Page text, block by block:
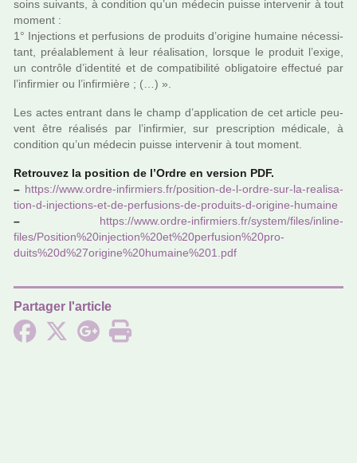
soins sui­vants, à condi­tion qu’un méde­cin puisse inter­ve­nir à tout
moment :
1° Injections et per­fu­sions de pro­duits d’ori­gine humaine néces­si­
tant, préa­la­ble­ment à leur réa­li­sa­tion, lors­que le pro­duit l’exige,
un contrôle d’iden­tité et de com­pa­ti­bi­lité obli­ga­toire effec­tué par
l’infir­mier ou l’infir­mière ; (…) ».
Les actes entrant dans le champ d’appli­ca­tion de cet arti­cle peu­
vent être réa­li­sés par l’infir­mier, sur pres­crip­tion médi­cale, à
condi­tion qu’un méde­cin puisse inter­ve­nir à tout moment.
Retrouvez la posi­tion de l’Ordre en ver­sion PDF.
– https://www.ordre-infir­miers.fr/posi­tion-de-l-ordre-sur-la-rea­li­sa­
tion-d-injec­tions-et-de-per­fu­sions-de-pro­duits-d-ori­gine-humaine
–
https://www.ordre-infir­miers.fr/system/files/inline-
files/Position%20in­jec­tion%20et%20per­fu­sion%20pro­
duits%20d%27o­ri­gine%20hu­maine%201.pdf
Partager l'article